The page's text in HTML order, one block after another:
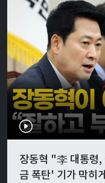
장동혁 "李 대통령
금 폭탄' 기가 막히